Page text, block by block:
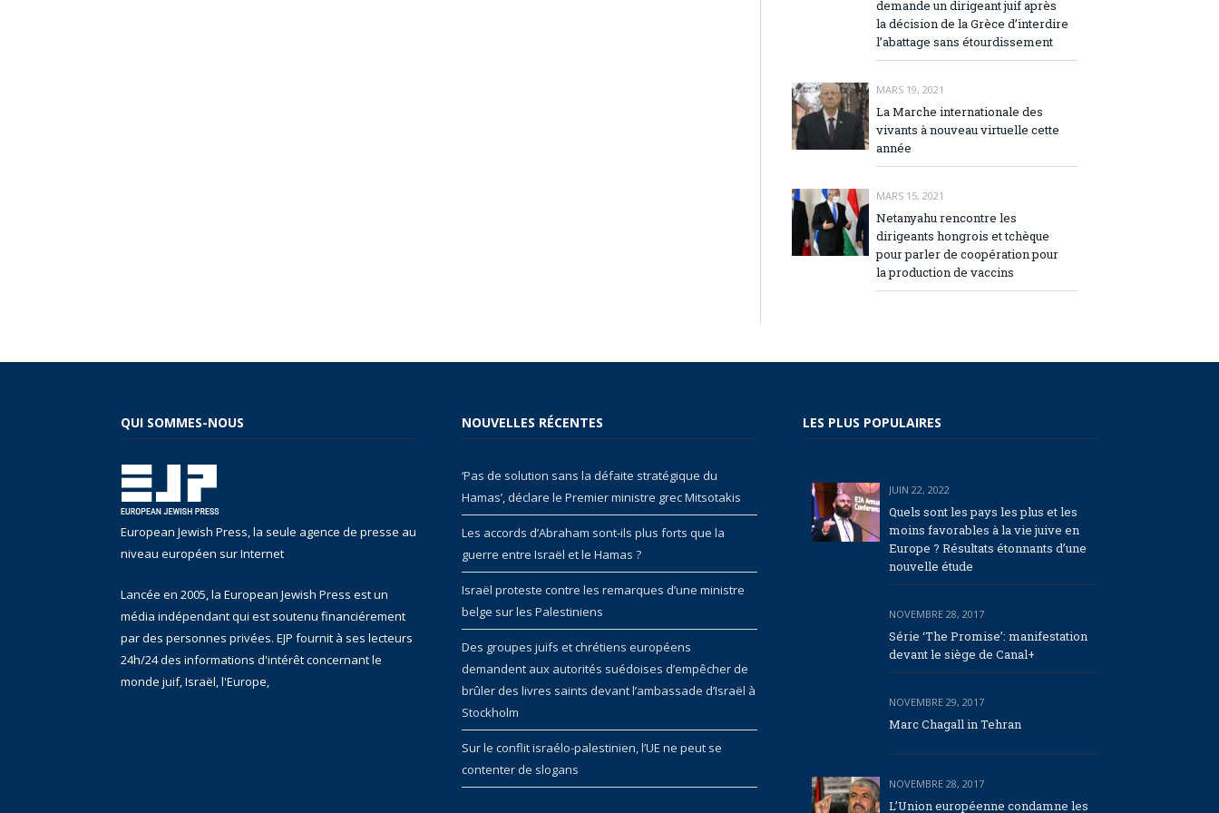
demande un dirigeant juif après
la décision de la Grèce d’interdire
l’abattage sans étourdissement
MARS 19, 2021
La Marche internationale des
vivants à nouveau virtuelle cette
année
MARS 15, 2021
Netanyahu rencontre les
dirigeants hongrois et tchèque
pour parler de coopération pour
la production de vaccins
QUI SOMMES-NOUS
European Jewish Press, la seule agence de presse au
niveau européen sur Internet
Lancée en 2005, la European Jewish Press est un
média indépendant qui est soutenu financiérement
par des personnes privées. EJP fournit à ses lecteurs
24h/24 des informations d'intérêt concernant le
monde juif, Israël, l'Europe,
NOUVELLES RÉCENTES
‘Pas de solution sans la défaite stratégique du
Hamas’, déclare le Premier ministre grec Mitsotakis
Les accords d’Abraham sont-ils plus forts que la
guerre entre Israël et le Hamas ?
Israël proteste contre les remarques d’une ministre
belge sur les Palestiniens
Des groupes juifs et chrétiens européens
demandent aux autorités suédoises d’empêcher de
brûler des livres saints devant l’ambassade d’Israël à
Stockholm
Sur le conflit israélo-palestinien, l’UE ne peut se
contenter de slogans
LES PLUS POPULAIRES
JUIN 22, 2022
Quels sont les pays les plus et les
moins favorables à la vie juive en
Europe ? Résultats étonnants d’une
nouvelle étude
NOVEMBRE 28, 2017
Série ‘The Promise’: manifestation
devant le siège de Canal+
NOVEMBRE 29, 2017
Marc Chagall in Tehran
NOVEMBRE 28, 2017
L’Union européenne condamne les